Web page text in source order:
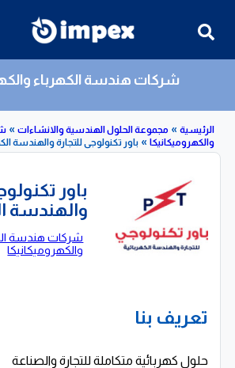
شركات هندسة الكهرباء
»
مجموعة الحلول الهندسية والانشاءات
»
»
باور
والهندسة
تعريف بنا
حلول كهربائية متكاملة للتجارة والصناعة